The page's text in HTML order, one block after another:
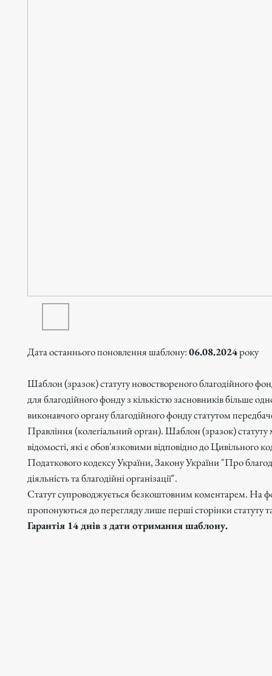
Дата останнього поновлення шаблону:06.08.2024року
Шаблон (зразок) статуту новоствореного благодійного
для благодійного фонду з кількістю засновників більше
виконавчого органу благодійного фонду статутом
Правління (колегіальний орган). Шаблон (зразок) статуту
відомості, які є обов'язковими відповідно до Цивільного
Податкового кодексу України, Закону України "Про
діяльність та благодійні організації".
Статут супроводжується безкоштовним коментарем. На
пропонуються до перегляду лише перші сторінки статуту
Гарантія 14 днів з дати отримання шаблону.